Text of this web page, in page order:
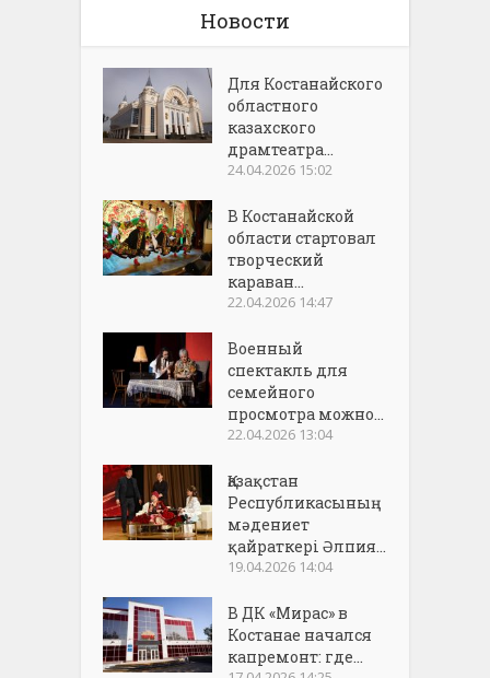
Новости
Для Костанайского
областного
казахского
драмтеатра...
24.04.2026 15:02
В Костанайской
области стартовал
творческий
караван...
22.04.2026 14:47
Военный
спектакль для
семейного
просмотра можно...
22.04.2026 13:04
Қазақстан
Республикасының
мәдениет
қайраткері Әлпия...
19.04.2026 14:04
В ДК «Мирас» в
Костанае начался
капремонт: где...